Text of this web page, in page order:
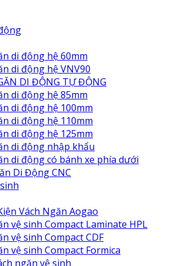
di động hệ 60mm
di động hệ VNV90
DI ĐỘNG TỰ ĐỘNG
di động hệ 85mm
di động hệ 100mm
di động hệ 110mm
di động hệ 125mm
di động nhập khẩu
di động có bánh xe phía dưới
Di Động CNC
Vách Ngăn Aogao
vệ sinh Compact Laminate HPL
vệ sinh Compact CDF
vệ sinh Compact Formica
ngăn vệ sinh